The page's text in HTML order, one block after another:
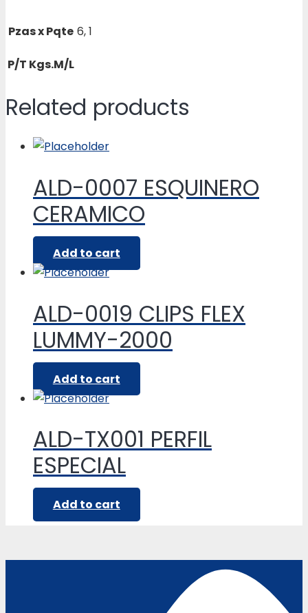
Pzas x Pqte 6, 1
P/T Kgs.M/L
Related products
ALD-0007 ESQUINERO
CERAMICO
Add to cart
ALD-0019 CLIPS FLEX
LUMMY-2000
Add to cart
ALD-TX001 PERFIL
ESPECIAL
Add to cart